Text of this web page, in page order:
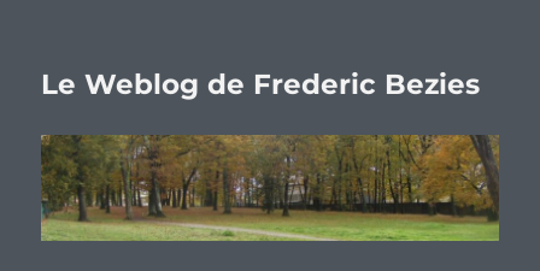
Le Weblog de Frederic Bezies